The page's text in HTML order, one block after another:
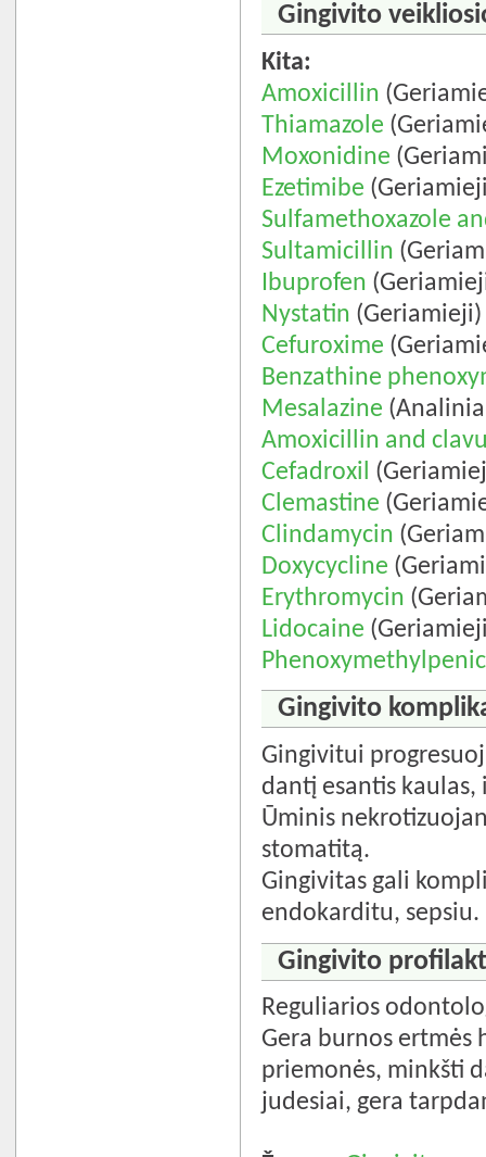
Gingivito
Kita:
Amoxicillin
Thiamazole
Moxonidine
Ezetimibe
Sulfamethoxazole
Sultamicillin
Ibuprofen
Nystatin (Geriamieji)
Cefuroxime
Benzathine
Mesalazine
Amoxicillin and
Cefadroxil
Clemastine
Clindamycin
Doxycycline
Erythromycin
Lidocaine
Gingivito
Gingivitui
dantį esantis kaulas,
Ūminis
stomatitą.
Gingivitas gali
endokarditu, sepsiu.
Gingivito
Reguliarios
Gera burnos ertmės
priemonės, minkšti
judesiai, gera